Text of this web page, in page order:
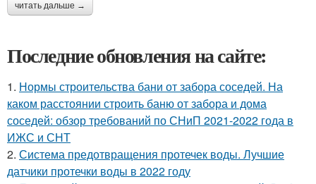
читать дальше →
Последние обновления на сайте:
1. Нормы строительства бани от забора соседей. На
каком расстоянии строить баню от забора и дома
соседей: обзор требований по СНиП 2021-2022 года в
ИЖС и СНТ
2. Система предотвращения протечек воды. Лучшие
датчики протечки воды в 2022 году